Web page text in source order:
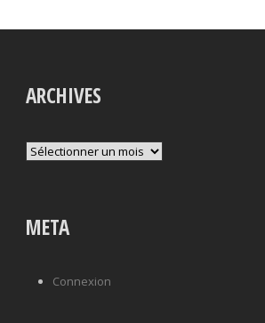
ARCHIVES
Archives
META
Connexion